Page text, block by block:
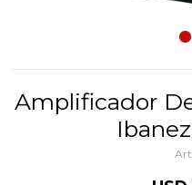
Amplificador De Guitarra Acústica